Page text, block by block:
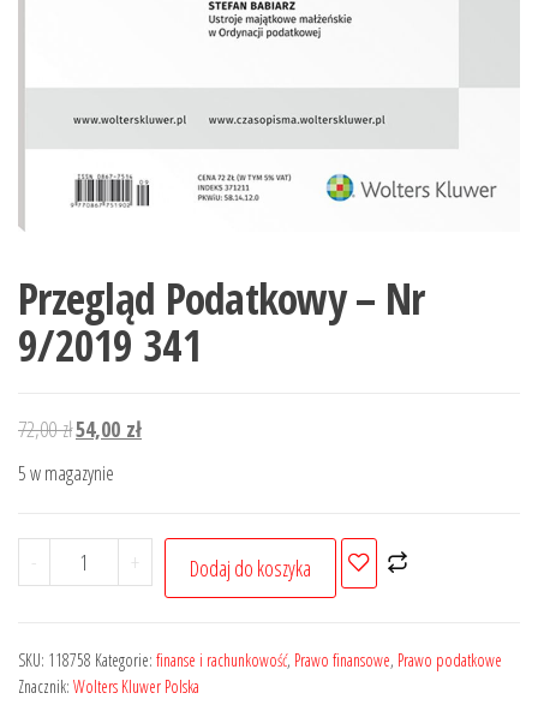
Przegląd Podatkowy – Nr
9/2019 341
72,00złPierwotna
cena
wynosiła:
54,00 złAktualna
5 w magazynie
-
ilość
Przegląd
-
Nr
+ Dodaj do koszyka
SKU: 118758 Kategorie: finanse i rachunkowość, Prawo finansowe, Prawo podatkowe
Znacznik: Wolters Kluwer Polska